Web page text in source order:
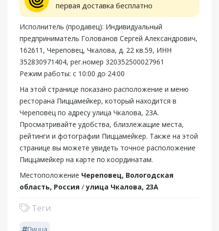
первая доставка бесплатно
Исполнитель (продавец): Индивидуальный
предприниматель Голованов Сергей Александрович,
162611, Череповец, Чкалова, д. 22 кв.59, ИНН
352830971404, рег.номер 320352500027961
Режим работы: с 10:00 до 24:00
На этой странице показано расположение и меню
ресторана Пиццамейкер, который находится в
Череповец по адресу улица Чкалова, 23А.
Просматривайте удобства, близлежащие места,
рейтинги и фотографии Пиццамейкер. Также на этой
странице вы можете увидеть точное расположение
Пиццамейкер на карте по координатам.
Местоположение Череповец, Вологодская
область, Россия /улица Чкалова, 23А
Теги
Пицца